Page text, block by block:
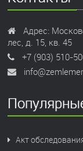
Адрес:
лес, д. 15, кв. 45
+7 (903) 510-
Акт